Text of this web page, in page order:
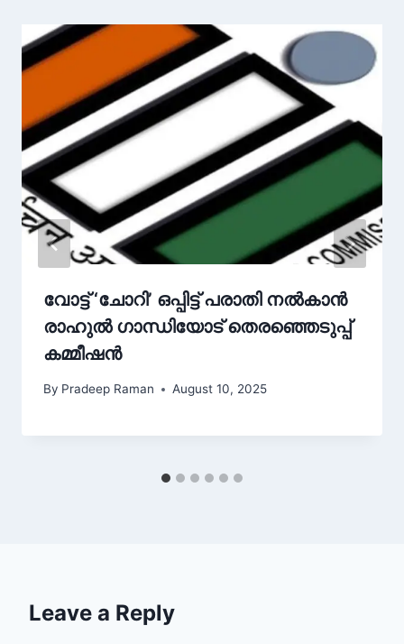
വോട്ട് ‘ചോറി’ ഒപ്പിട്ട് പരാതി നൽകാൻ
രാഹുൽ ഗാന്ധിയോട് തെരഞ്ഞെടുപ്പ്
കമ്മീഷൻ
By Pradeep Raman August 10, 2025
Leave a Reply